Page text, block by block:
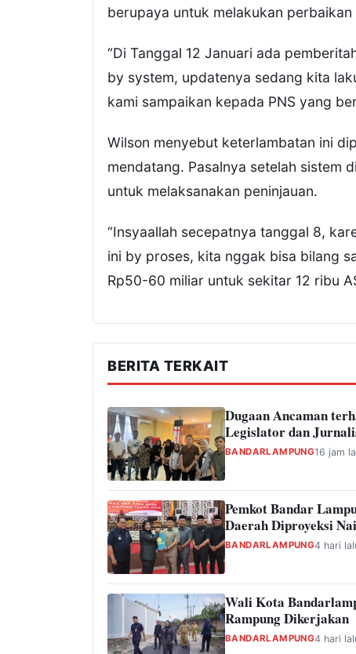
berupaya untuk melakukan perbaikan
“Di Tanggal 12 Januari ada
by system, updatenya sedang kita
kami sampaikan kepada PNS yang
Wilson menyebut keterlambatan ini
mendatang. Pasalnya setelah sistem
untuk melaksanakan peninjauan.
“Insyaallah secepatnya tanggal 8,
ini by proses, kita nggak bisa bilang
Rp50-60 miliar untuk sekitar 12 ribu
BERITA TERKAIT
Dugaan Ancaman
Legislator dan
BANDARLAMPUNG16 jam
Pemkot Bandar
Daerah Diproyeksi
BANDARLAMPUNG4 hari
Wali Kota
Rampung Dikerjakan
BANDARLAMPUNG4 hari